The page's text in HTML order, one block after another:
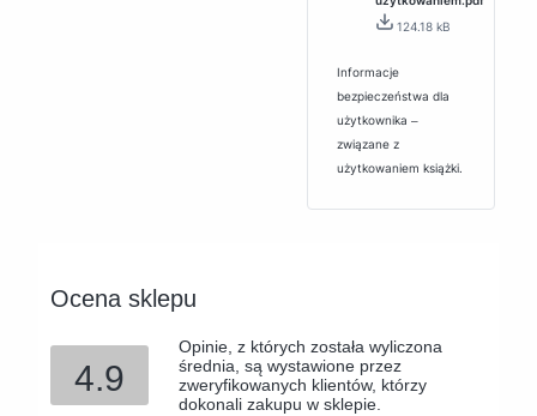
124.18 kB
Informacje
bezpieczeństwa dla
użytkownika ‒
związane z
użytkowaniem książki.
Ocena sklepu
4.9
Opinie, z których została wyliczona
średnia, są wystawione przez
zweryfikowanych klientów, którzy
dokonali zakupu w sklepie.